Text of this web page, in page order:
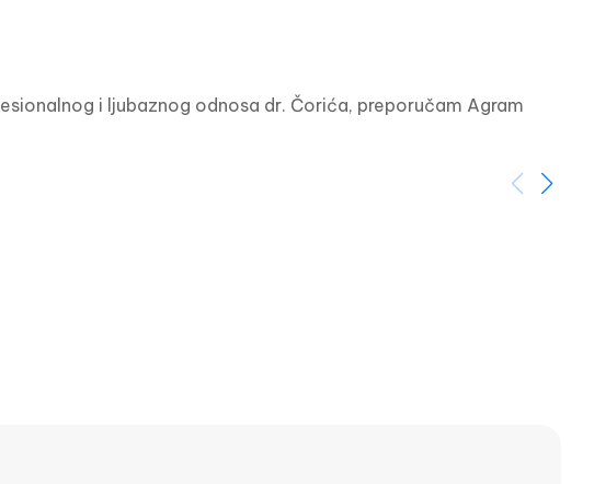
i ljubaznog odnosa dr. Čorića, preporučam Agram